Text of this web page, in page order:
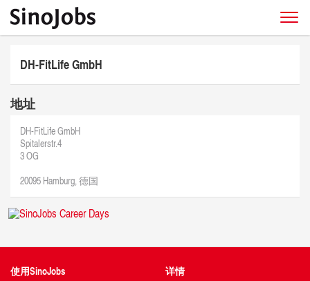
DH-FitLife GmbH
地址
DH-FitLife GmbH
Spitalerstr.4
3 OG
20095 Hamburg, 德国
使用SinoJobs 详情